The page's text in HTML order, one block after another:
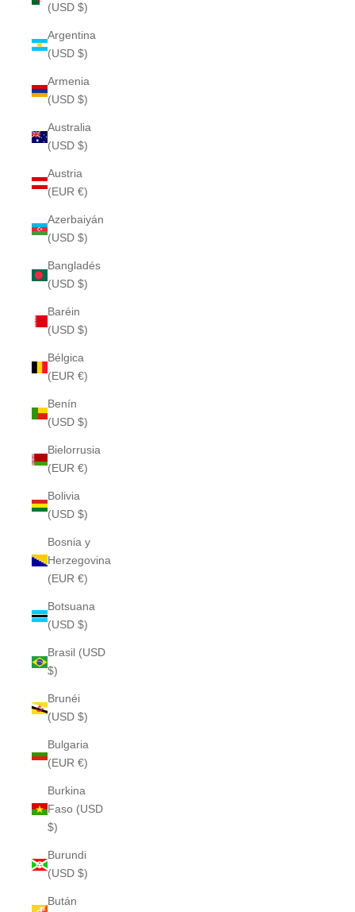
(USD $)
Argentina
(USD $)
Armenia
(USD $)
Australia
(USD $)
Austria
(EUR €)
Azerbaiyán
(USD $)
Bangladés
(USD $)
Baréin
(USD $)
Bélgica
(EUR €)
Benín
(USD $)
Bielorrusia
(EUR €)
Bolivia
(USD $)
Bosnia y
Herzegovina
(EUR €)
Botsuana
(USD $)
Brasil (USD
$)
Brunéi
(USD $)
Bulgaria
(EUR €)
Burkina
Faso (USD
$)
Burundi
(USD $)
Bután